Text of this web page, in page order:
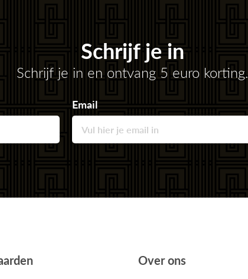
Schrijf je in
Schrijf je in en ontvang 5 euro korting.
Email
Over ons